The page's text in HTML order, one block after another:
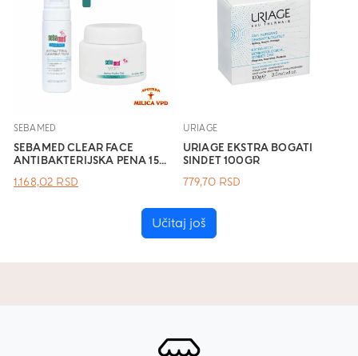
SEBAMED
SEBAMED CLEAR FACE
ANTIBAKTERIJSKA PENA 15...
ОРИГИНАЛНА
1.168,02 RSDТРЕНУТНА
URIAGE
URIAGE EKSTRA BOGATI
SINDET 100GR
779,70 RSD
Učitaj još